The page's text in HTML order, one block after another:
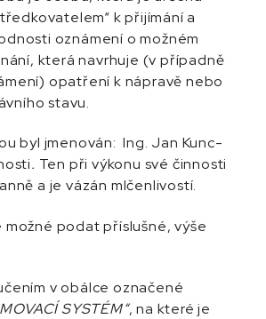
k přijímání a
oznámení o možném
která navrhuje (v případně
opatření k nápravě nebo
stavu.
byl jmenován: Ing. Jan Kunc-
. Ten při výkonu své činnosti
a je vázán mlčenlivostí.
možné podat příslušné, výše
v obálce označené
SYSTÉM“, na které je